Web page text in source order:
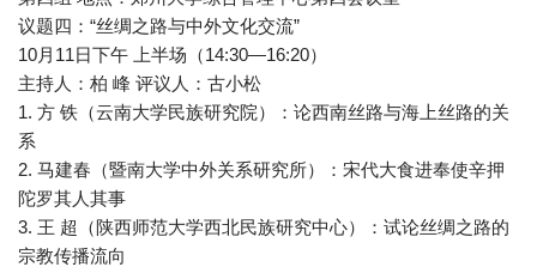
议题四：“丝绸之路与中外文化交流”
10月11日下午 上半场（14:30—16:20）
主持人：柏 峰 评议人：古小松
1. 方 铁（云南大学民族研究院）：论西南丝路与海上丝路的关
系
2. 马建春（暨南大学中外关系研究所）：宋代大食进奉使辛押
陀罗其人其事
3. 王 超（陕西师范大学西北民族研究中心）：试论丝绸之路的
宗教传播流向